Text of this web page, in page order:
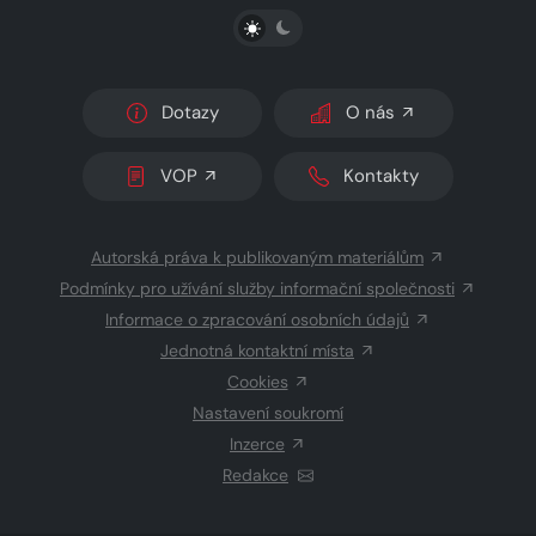
PŘEPNOUT SVĚTLÝ/TMAVÝ REŽIM
Dotazy O nás
VOP Kontakty
Autorská práva k publikovaným materiálům
Podmínky pro užívání služby informační společnosti
Informace o zpracování osobních údajů
Jednotná kontaktní místa
Cookies
Nastavení soukromí
Inzerce
Redakce